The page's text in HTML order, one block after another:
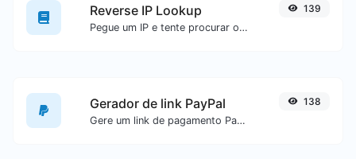
Reverse IP Lookup
Pegue um IP e tente procurar o domínio/host associado a ele.
139
Gerador de link PayPal
Gere um link de pagamento PayPal com facilidade.
138